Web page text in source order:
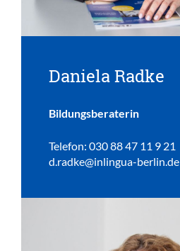
Daniela Radke
Bildungsberaterin
Telefon: 030 88 47 11 9 21
d.radke@inlingua-berlin.de